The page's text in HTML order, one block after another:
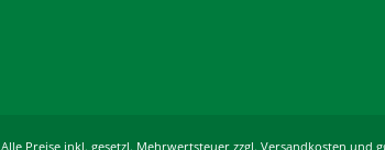
Alle Preise inkl. gesetzl. Mehrwertsteuer zzgl. Versandkosten und